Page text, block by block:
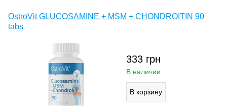
OstroVit GLUCOSAMINE + MSM + CHONDROITIN 90
tabs
333 грн
В наличии